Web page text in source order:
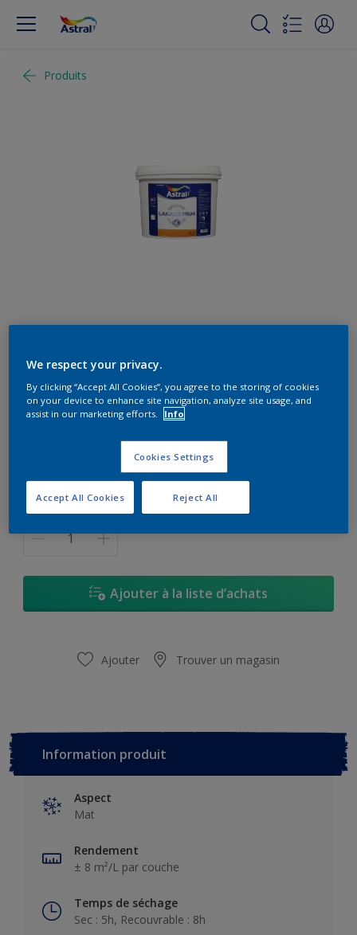
Produits
Lakalo Prim
Impression pour Lakalo
5Kg
Quantité
Ajouter à la liste d’achats
Ajouter Trouver un magasin
Information produit
Aspect
Mat
Rendement
± 8 m²/L par couche
Temps de séchage
Sec : 5h, Recouvrable : 8h
We respect your privacy.
By clicking “Accept All Cookies”, you agree to the storing of cookies
on your device to enhance site navigation, analyze site usage, and
assist in our marketing efforts.
Info
Cookies Settings
Reject All
Accept All Cookies